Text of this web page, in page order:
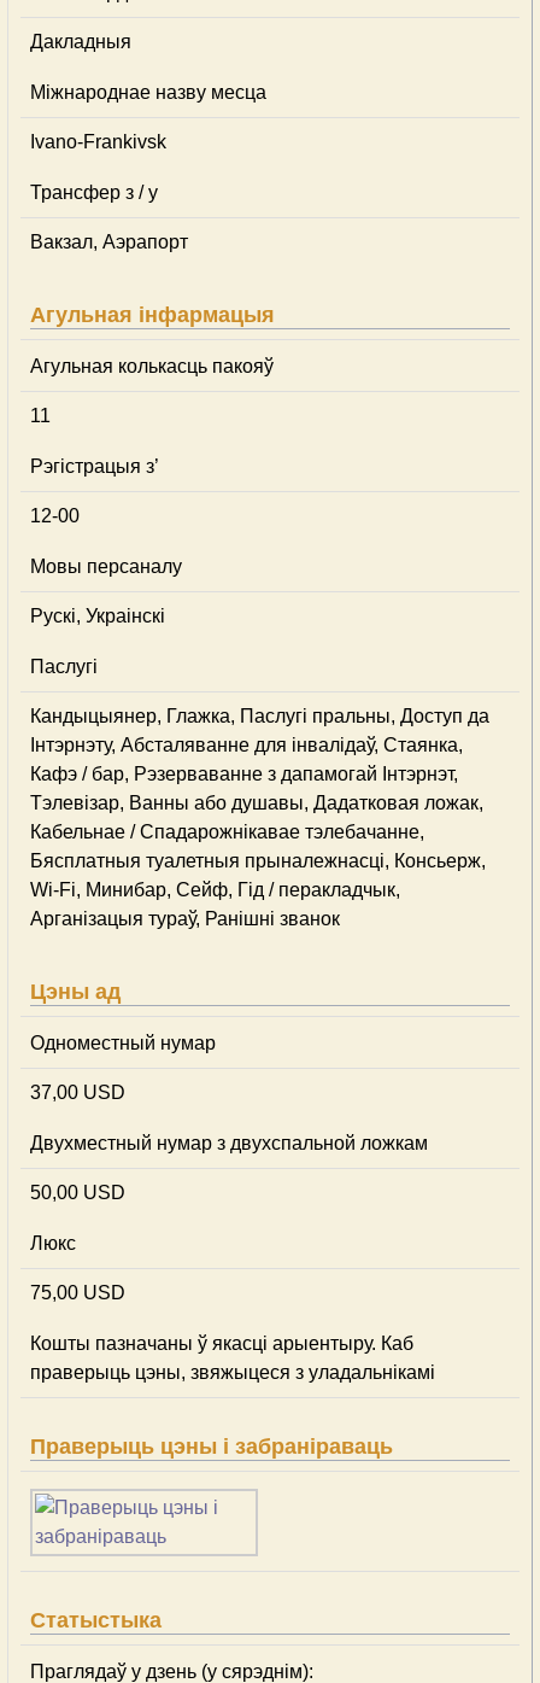
Дакладныя
Міжнароднае назву месца
Ivano-Frankivsk
Трансфер з / у
Вакзал, Аэрапорт
Агульная інфармацыя
Агульная колькасць пакояў
11
Рэгістрацыя з’
12-00
Мовы персаналу
Рускі, Украінскі
Паслугі
Кандыцыянер, Глажка, Паслугі пральны, Доступ да
Інтэрнэту, Абсталяванне для інвалідаў, Стаянка,
Кафэ / бар, Рэзерваванне з дапамогай Інтэрнэт,
Тэлевізар, Ванны або душавы, Дадатковая ложак,
Кабельнае / Спадарожнiкавае тэлебачанне,
Бясплатныя туалетныя прыналежнасці, Консьерж,
Wi-Fi, Минибар, Сейф, Гід / перакладчык,
Арганізацыя тураў, Ранішні званок
Цэны ад
Одноместный нумар
37,00 USD
Двухместный нумар з двухспальной ложкам
50,00 USD
Люкс
75,00 USD
Кошты пазначаны ў якасці арыентыру. Каб
праверыць цэны, звяжыцеся з уладальнікамі
Праверыць цэны і забраніраваць
Статыстыка
Праглядаў у дзень (у сярэднім):